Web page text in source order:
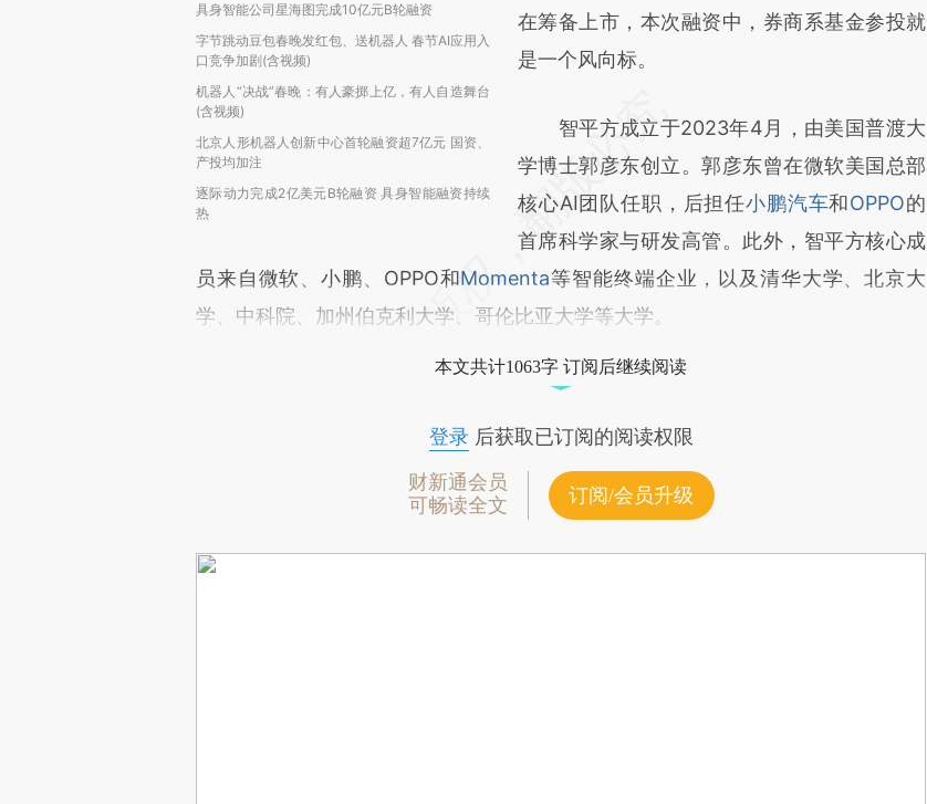
具身智能公司星海图完成10亿元B轮融资
字节跳动豆包春晚发红包、送机器人 春节AI应用入
口竞争加剧(含视频)
机器人“决战”春晚：有人豪掷上亿，有人自造舞台
(含视频)
北京人形机器人创新中心首轮融资超7亿元 国资、
产投均加注
逐际动力完成2亿美元B轮融资 具身智能融资持续
热
在筹备上市，本次融资中，券商系基金参投就
是一个风向标。
智平方成立于2023年4月，由美国普渡大
学博士郭彦东创立。郭彦东曾在微软美国总部
核心AI团队任职，后担任小鹏汽车和OPPO的
首席科学家与研发高管。此外，智平方核心成
员来自微软、小鹏、OPPO和Momenta等智能终端企业，以及清华大学、北京大
学、中科院、加州伯克利大学、哥伦比亚大学等大学。
本文共计1063字 订阅后继续阅读
登录后获取已订阅的阅读权限
财新通会员
可畅读全文
订阅/会员升级